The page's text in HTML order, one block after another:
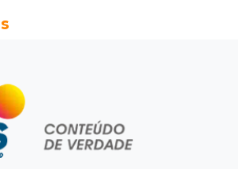
Feira das Esposas, Festival
do tempo
de calor intenso e alerta de
Grosso do Sul